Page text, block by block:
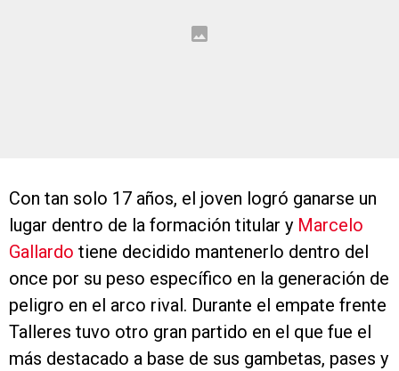
Con tan solo 17 años, el joven logró ganarse un
lugar dentro de la formación titular y Marcelo
Gallardo tiene decidido mantenerlo dentro del
once por su peso específico en la generación de
peligro en el arco rival. Durante el empate frente
Talleres tuvo otro gran partido en el que fue el
más destacado a base de sus gambetas, pases y